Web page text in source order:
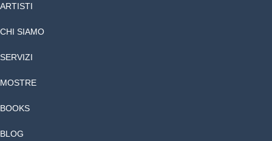
ARTISTI
CHI SIAMO
SERVIZI
MOSTRE
BOOKS
BLOG